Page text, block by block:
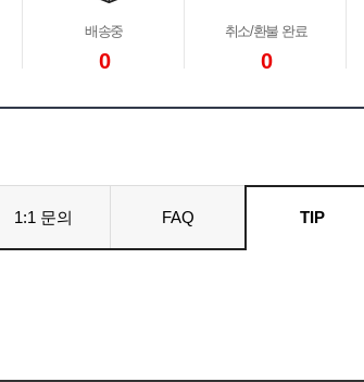
배송중
0
취소/환불 완료
0
1:1 문의 FAQ TIP